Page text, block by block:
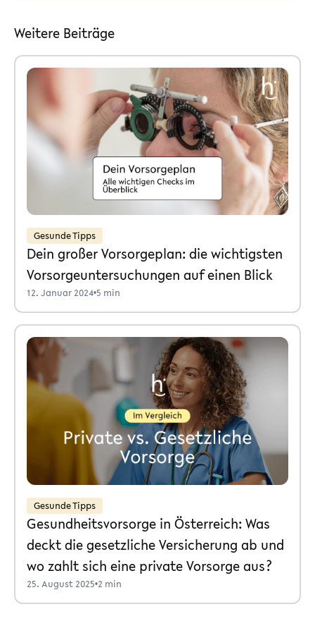
Weitere Beiträge
Gesunde Tipps
Dein großer Vorsorgeplan: die wichtigsten
Vorsorgeuntersuchungen auf einen Blick
12. Januar 2024•5 min
Gesunde Tipps
Gesundheitsvorsorge in Österreich: Was
deckt die gesetzliche Versicherung ab und
wo zahlt sich eine private Vorsorge aus?
25. August 2025•2 min